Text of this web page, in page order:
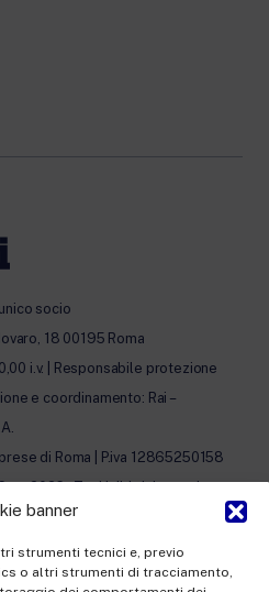
banner
strumenti tecnici e, previo
o altri strumenti di tracciamento,
socio
18 00195 Roma
i.v. | Responsabile protezione
e coordinamento: Rai –
di Roma | P.iva 12865250158
2026 - Tutti i diritti riservati